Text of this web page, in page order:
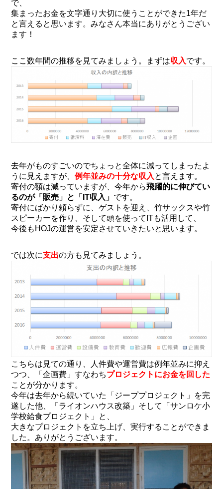
で、
集まったお金を文字通り大切に使うことができた1年だ
と言えると思います。みなさん本当にありがとうござい
ます！
ここ数年間の推移を見てみましょう。まずは収入です。
去年がものすごいのでちょっと全体に減ってしまったよ
うに見えますが、例年並みの十分な収入 と言えます。
寄付の額は減っていますが、今年から飛躍的に伸びてい
るのが「販売」と「IT収入」 です。
寄付にばかり頼らずに、ゲストを迎え、竹サックスや竹
スピーカーを作り、そして頭を使ってITも活用して、
今後もHOJの運営を安定させていきたいと思います。
では次に支出の方も見てみましょう。
こちらは見ての通り、人件費や運営費は例年並みに抑え
つつ、「企画費」すなわちプロジェクトにお金を回した
ことが分かります。
今年は去年から続いていた「ジーププロジェクト」を完
遂した他、「ライオンハウス改築」そして「サンロケ小
学校給食プロジェクト」と、
大きなプロジェクトを立ち上げ、実行することができま
した。ありがとうございます。